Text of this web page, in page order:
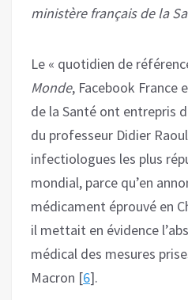
ministère français de la
Le « quotidien de
Monde, Facebook France
de la Santé ont entrepris
du professeur Didier
infectiologues les plus
mondial, parce qu’en
médicament éprouvé en
il mettait en évidence
médical des mesures
Macron [6].